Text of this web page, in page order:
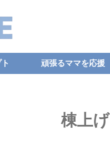
頑張るママを応援
棟上げ